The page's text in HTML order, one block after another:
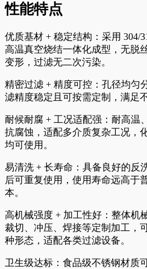
性能特点
优质基材 + 稳定结构：采用 304/
高温真空烧结一体化成型，无脱
变形，过滤无二次污染。
精密过滤 + 精度可控：孔径均匀
滤精度稳定且可按需定制，满足
耐候耐腐 + 工况适配强：耐高温
抗腐蚀，适配多介质复杂工况，
均可使用。
易清洗 + 长寿命：具备良好的反
后可重复使用，使用寿命远高于
本。
高机械强度 + 加工性好：整体机
裁切、冲压、焊接等定制加工，
种形态，适配各类过滤设备。
卫生级达标：食品级不锈钢材质